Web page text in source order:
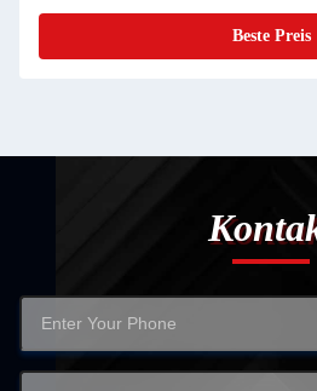
Beste Preis